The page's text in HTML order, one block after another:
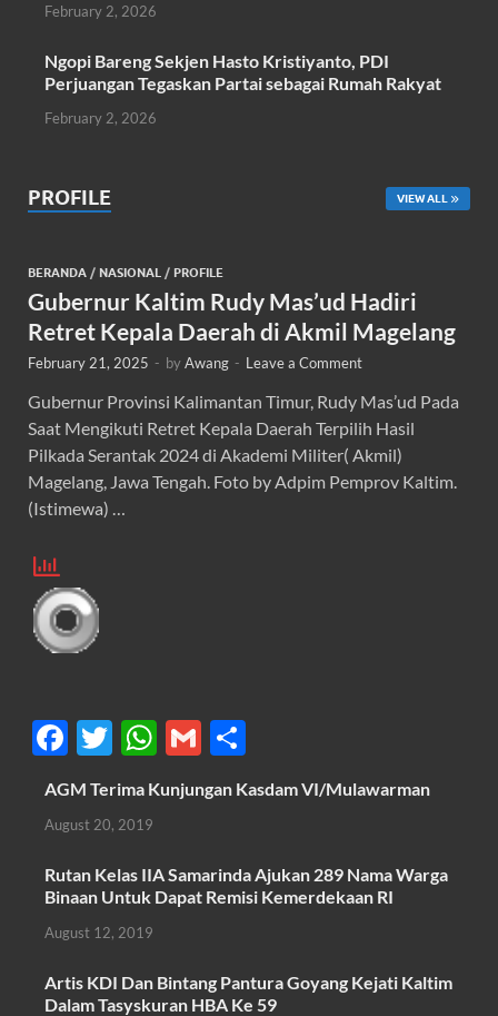
February 2, 2026
Ngopi Bareng Sekjen Hasto Kristiyanto, PDI
Perjuangan Tegaskan Partai sebagai Rumah Rakyat
February 2, 2026
PROFILE VIEW ALL
BERANDA / NASIONAL / PROFILE
Gubernur Kaltim Rudy Mas’ud Hadiri
Retret Kepala Daerah di Akmil Magelang
February 21, 2025 - byAwang - Leave a Comment
Gubernur Provinsi Kalimantan Timur, Rudy Mas’ud Pada
Saat Mengikuti Retret Kepala Daerah Terpilih Hasil
Pilkada Serantak 2024 di Akademi Militer( Akmil)
Magelang, Jawa Tengah. Foto by Adpim Pemprov Kaltim.
(Istimewa) …
F
ac
e
b
o
o
k
T
w
itt
er
W
h
at
A
p
G
ail
h
ar
AGM Terima Kunjungan Kasdam VI/Mulawarman
August 20, 2019
Rutan Kelas IIA Samarinda Ajukan 289 Nama Warga
Binaan Untuk Dapat Remisi Kemerdekaan RI
August 12, 2019
Artis KDI Dan Bintang Pantura Goyang Kejati Kaltim
Dalam Tasyskuran HBA Ke 59